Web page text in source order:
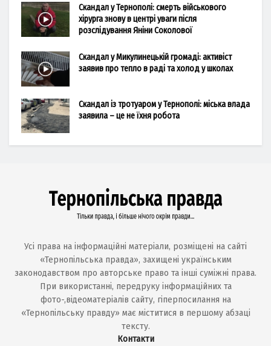
Скандал у Тернополі: смерть військового
хірурга знову в центрі уваги після
розслідування Яніни Соколової
Скандал у Микулинецькій громаді: активіст
заявив про тепло в раді та холод у школах
Скандал із тротуаром у Тернополі: міська влада
заявила – це не їхня робота
Усі права на інформаційні матеріали, розміщені на сайті
«Тернопільська правда», захищені українським
законодавством про авторське право та інші суміжні права.
При використанні, передруку інформаційних та
фото-,відеоматеріалів сайту, гіперпосилання на
«Тернопільську правду» має міститися в першому абзаці
тексту.
Контакти